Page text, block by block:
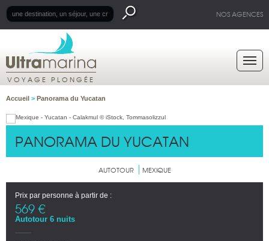
NOS AGENCES
VOYAGE PLONGÉE
Accueil > Panorama du Yucatan
PANORAMA DU YUCATAN
AUTOTOUR MEXIQUE
Prix par personne à partir de :
569 €
Autotour 6 nuits